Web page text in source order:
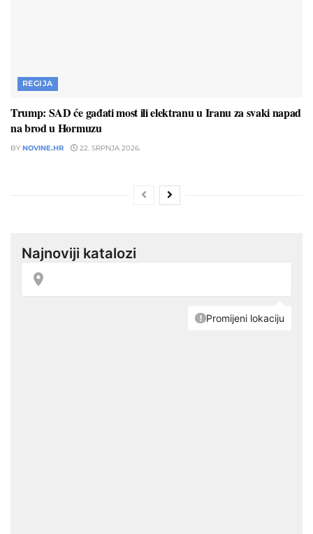
REGIJA
Trump: SAD će gađati most ili elektranu u Iranu za svaki napad
na brod u Hormuzu
BY NOVINE.HR 22. SRPNJA 2026.